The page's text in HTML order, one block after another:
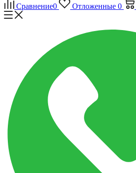
Сравнение0 Отложенные 0